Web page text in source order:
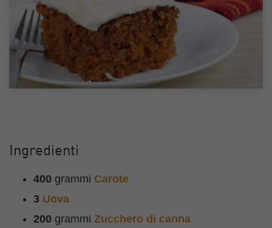
Ingredienti
400 grammi Carote
3 Uova
200 grammi Zucchero di canna